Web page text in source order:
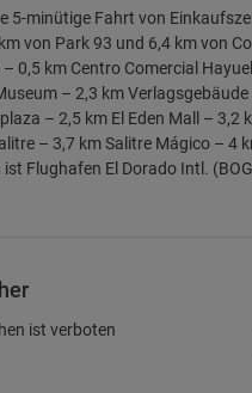
minütige Fahrt von
von Park 93 und 6,4 km von
0,5 km Centro Comercial
– 2,3 km
– 2,5 km El Eden Mall – 3,2
– 3,7 km Salitre Mágico –
Flughafen El Dorado Intl.
ist verboten